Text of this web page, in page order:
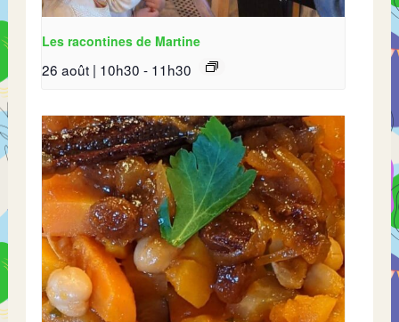
Les racontines de Martine
26 août | 10h30 - 11h30